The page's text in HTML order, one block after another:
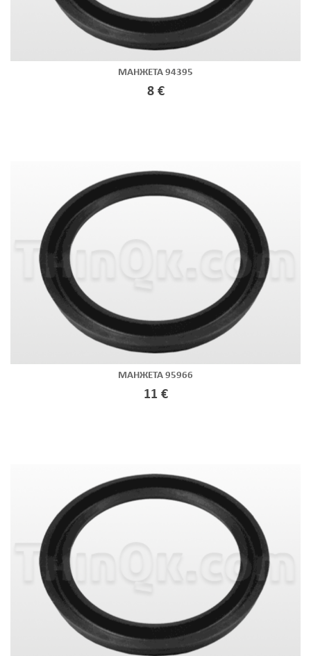
МАНЖЕТА 94395
8 €
МАНЖЕТА 95966
11 €